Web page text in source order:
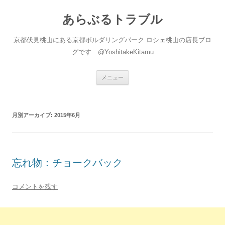
あらぶるトラブル
京都伏見桃山にある京都ボルダリングパーク ロシェ桃山の店長ブロ
グです @YoshitakeKitamu
メニュー
月別アーカイブ: 2015年6月
忘れ物：チョークバック
コメントを残す